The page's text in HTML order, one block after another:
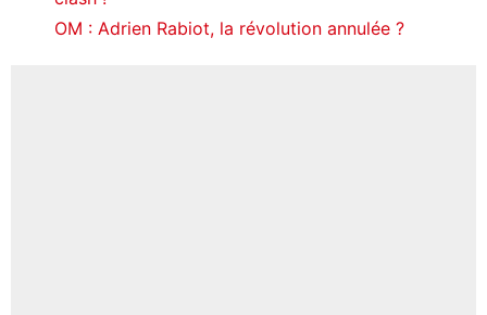
OM : Adrien Rabiot, la révolution annulée ?